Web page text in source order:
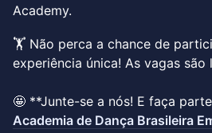
Academy.
🏋️ Não perca a chance de
experiência única! As vagas são
🤩 **Junte-se a nós! E faça
Academia de Dança Brasileira